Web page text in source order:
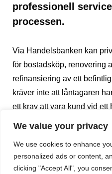
We value your privacy
We use cookies to enhance
personalized ads or content,
clicking "Accept All", you
professionell
processen.
Via Handelsbanken kan
för bostadsköp, renovering
refinansiering av ett
kräver inte att låntagaren
ett krav att vara kund vid
Processen för att belåna